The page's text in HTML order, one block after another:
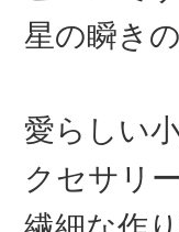
星の瞬き
愛らしい
クセサリ